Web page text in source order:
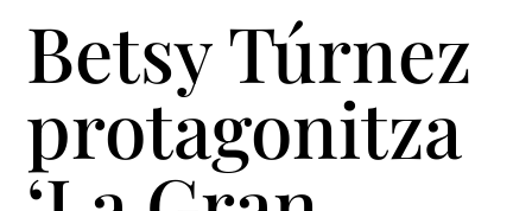
Betsy Túrnez
protagonitza